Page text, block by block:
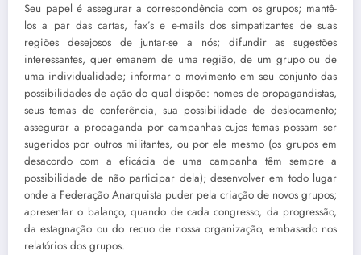
Seu papel é assegurar a correspondência com os grupos; mantê-
los a par das cartas, fax’s e e-mails dos simpatizantes de suas
regiões desejosos de juntar-se a nós; difundir as sugestões
interessantes, quer emanem de uma região, de um grupo ou de
uma individualidade; informar o movimento em seu conjunto das
possibilidades de ação do qual dispõe: nomes de propagandistas,
seus temas de conferência, sua possibilidade de deslocamento;
assegurar a propaganda por campanhas cujos temas possam ser
sugeridos por outros militantes, ou por ele mesmo (os grupos em
desacordo com a eficácia de uma campanha têm sempre a
possibilidade de não participar dela); desenvolver em todo lugar
onde a Federação Anarquista puder pela criação de novos grupos;
apresentar o balanço, quando de cada congresso, da progressão,
da estagnação ou do recuo de nossa organização, embasado nos
relatórios dos grupos.